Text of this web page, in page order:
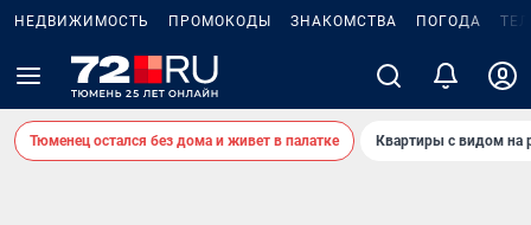
НЕДВИЖИМОСТЬ ПРОМОКОДЫ ЗНАКОМСТВА ПОГОДА
Тюменец остался без дома и живет в палатке Квартиры с видом на